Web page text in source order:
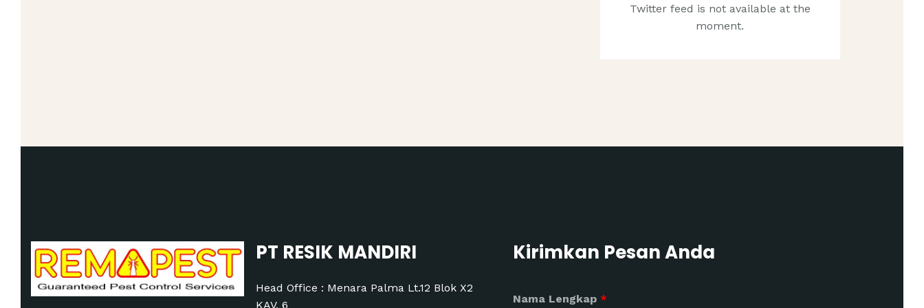
Twitter feed is not available at the
moment.
PT RESIK MANDIRI
Head Office : Menara Palma Lt.12 Blok X2
KAV. 6
Kirimkan Pesan Anda
Nama Lengkap *